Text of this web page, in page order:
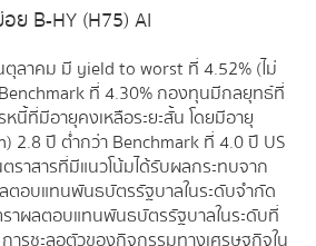
ย B-HY (H75) AI
าคม มี yield to worst ที่ 4.52% (ไม่
ที่ 4.30% กองทุนมีกลยุทธ์ที่
นี้ที่มีอายุคงเหลือระยะสั้น โดยมีอายุ
2.8 ปี ต่ำกว่า Benchmark ที่ 4.0 ปี US
ราสารที่มีแนวโน้มได้รับผลกระทบจาก
อบแทนพันธบัตรรัฐบาลในระดับจำกัด
าผลตอบแทนพันธบัตรรัฐบาลในระดับที่